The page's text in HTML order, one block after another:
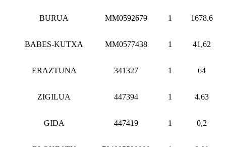
BURUA MM0592679 1 1678.6
BABES-KUTXA MM0577438 1 41,62
ERAZTUNA 341327 1 64
ZIGILUA 447394 1 4.63
GIDA 447419 1 0,2